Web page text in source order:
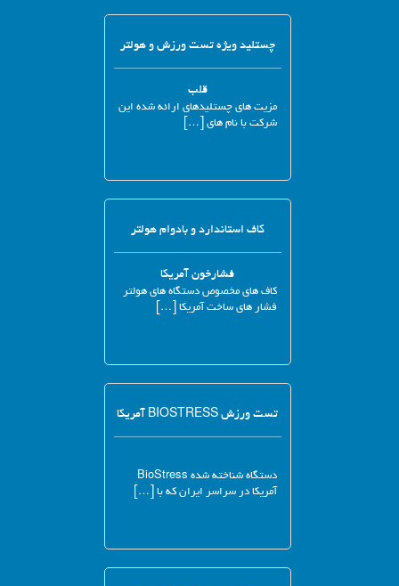
چستلید ویژه تست ورزش و هولتر
قلب
مزیت های چستلیدهای ارائه شده این
شرکت با نام های […]
کاف استاندارد و بادوام هولتر
فشارخون آمریکا
کاف های مخصوص دستگاه های هولتر
فشار های ساخت آمریکا […]
تست ورزش BIOSTRESS آمریکا
دستگاه شناخته شده BioStress
آمریکا در سراسر ایران که با […]